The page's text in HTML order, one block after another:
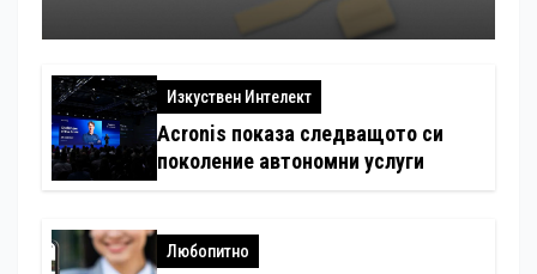
Изкуствен Интелект
Acronis показа следващото си
поколение автономни услуги
Любопитно